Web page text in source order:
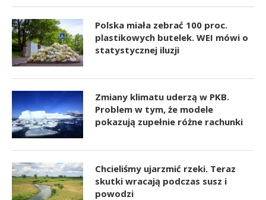
Polska miała zebrać 100 proc.
plastikowych butelek. WEI mówi o
statystycznej iluzji
Zmiany klimatu uderzą w PKB.
Problem w tym, że modele
pokazują zupełnie różne rachunki
Chcieliśmy ujarzmić rzeki. Teraz
skutki wracają podczas susz i
powodzi